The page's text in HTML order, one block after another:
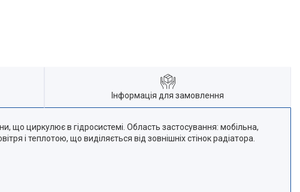
Інформація для замовлення
що циркулює в гідросистемі. Область застосування: мобільна,
і теплотою, що виділяється від зовнішніх стінок радіатора.